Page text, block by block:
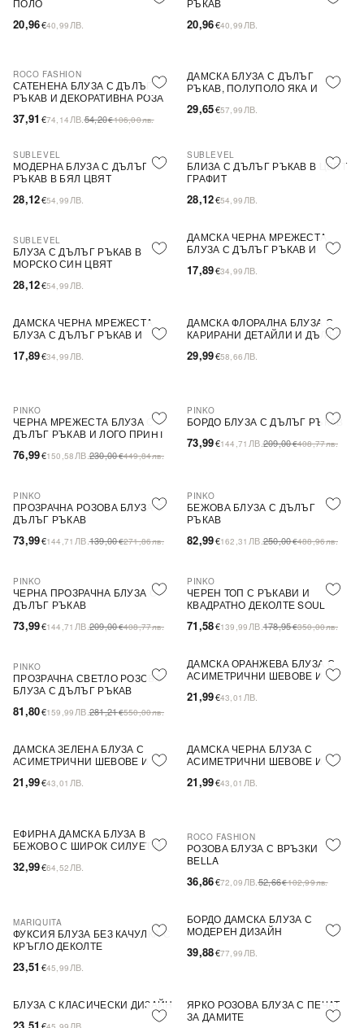
ПОЛО
20,96€40,99 ЛВ.
РЪКАВ
20,96€40,99 ЛВ.
-30%
ROCO FASHION
САТЕНЕНА БЛУЗА С ДЪЛЪГ
РЪКАВ И ДЕКОРАТИВНА РОЗА
37,91 €74,14 ЛВ.54,20€106,00лв.
ДАМСКА БЛУЗА С ДЪЛЪГ
РЪКАВ, ПОЛУПОЛО ЯКА И
29,65€57,99 ЛВ.
NEW IN
SUBLEVEL
МОДЕРНА БЛУЗА С ДЪЛЪГ
РЪКАВ В БЯЛ ЦВЯТ
28,12€54,99 ЛВ.
NEW IN
SUBLEVEL
БЛИЗА С ДЪЛЪГ РЪКАВ В ЦВЯТ
ГРАФИТ
28,12€54,99 ЛВ.
NEW IN
SUBLEVEL
БЛУЗА С ДЪЛЪГ РЪКАВ В
МОРСКО СИН ЦВЯТ
28,12€54,99 ЛВ.
NEW IN
ДАМСКА ЧЕРНА МРЕЖЕСТА
БЛУЗА С ДЪЛЪГ РЪКАВ И
17,89€34,99 ЛВ.
NEW IN
ДАМСКА ЧЕРНА МРЕЖЕСТА
БЛУЗА С ДЪЛЪГ РЪКАВ И
17,89€34,99 ЛВ.
NEW IN
ДАМСКА ФЛОРАЛНА БЛУЗА С
КАРИРАНИ ДЕТАЙЛИ И ДЪЛЪГ
29,99€58,66 ЛВ.
NEW IN
PINKO
ЧЕРНА МРЕЖЕСТА БЛУЗА С
ДЪЛЪГ РЪКАВ И ЛОГО ПРИНТ
76,99€150,58 ЛВ.230,00€449,84лв.
NEW IN
PINKO
БОРДО БЛУЗА С ДЪЛЪГ РЪКАВ
73,99€144,71 ЛВ.209,00€408,77лв.
NEW IN
PINKO
ПРОЗРАЧНА РОЗОВА БЛУЗА С
ДЪЛЪГ РЪКАВ
73,99€144,71 ЛВ.139,00€271,86лв.
NEW IN
PINKO
БЕЖОВА БЛУЗА С ДЪЛЪГ
РЪКАВ
82,99€162,31 ЛВ.250,00€488,96лв.
NEW IN
PINKO
ЧЕРНА ПРОЗРАЧНА БЛУЗА С
ДЪЛЪГ РЪКАВ
73,99€144,71 ЛВ.209,00€408,77лв.
NEW IN
PINKO
ЧЕРЕН ТОП С РЪКАВИ И
КВАДРАТНО ДЕКОЛТЕ SOUL
71,58€139,99 ЛВ.178,95€350,00лв.
NEW IN
PINKO
ПРОЗРАЧНА СВЕТЛО РОЗОВА
БЛУЗА С ДЪЛЪГ РЪКАВ
81,80€159,99 ЛВ.281,21€550,00лв.
NEW IN
ДАМСКА ОРАНЖЕВА БЛУЗА С
АСИМЕТРИЧНИ ШЕВОВЕ И
КОМФОРТ ЗА ВСЕКИ ДЕН
21,99€43,01 ЛВ.
NEW IN
ДАМСКА ЗЕЛЕНА БЛУЗА С
АСИМЕТРИЧНИ ШЕВОВЕ И
КОМФОРТ ЗА ВСЕКИ ДЕН
21,99€43,01 ЛВ.
NEW IN
ДАМСКА ЧЕРНА БЛУЗА С
АСИМЕТРИЧНИ ШЕВОВЕ И
КОМФОРТ ЗА ВСЕКИ ДЕН
21,99€43,01 ЛВ.
NEW IN
ЕФИРНА ДАМСКА БЛУЗА В
БЕЖОВО С ШИРОК СИЛУЕТ И
32,99€64,52 ЛВ.
-30%
ROCO FASHION
РОЗОВА БЛУЗА С ВРЪЗКИ
BELLA
36,86€72,09 ЛВ.52,66€102,99лв.
MARIQUITA
ФУКСИЯ БЛУЗА БЕЗ КАЧУЛКА С
КРЪГЛО ДЕКОЛТЕ
23,51 €45,99 ЛВ.
ПОСЛЕДНА БРОЙКА
БОРДО ДАМСКА БЛУЗА С
МОДЕРЕН ДИЗАЙН
39,88€77,99 ЛВ.
ПОСЛЕДНА БРОЙКА
БЛУЗА С КЛАСИЧЕСКИ ДИЗАЙН ПОСЛЕДНА БРОЙКА
ЯРКО РОЗОВА БЛУЗА С ПЕЧАТ
ЗА ДАМИТЕ